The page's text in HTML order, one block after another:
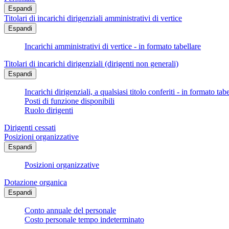
Espandi
Titolari di incarichi dirigenziali amministrativi di vertice
Espandi
Incarichi amministrativi di vertice - in formato tabellare
Titolari di incarichi dirigenziali (dirigenti non generali)
Espandi
Incarichi dirigenziali, a qualsiasi titolo conferiti - in formato
Posti di funzione disponibili
Ruolo dirigenti
Dirigenti cessati
Posizioni organizzative
Espandi
Posizioni organizzative
Dotazione organica
Espandi
Conto annuale del personale
Costo personale tempo indeterminato